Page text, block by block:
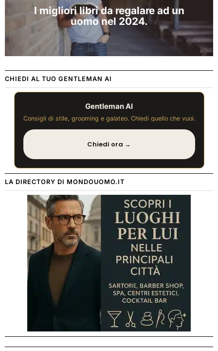
I migliori libri da regalare ad un
uomo nel 2024.
CHIEDI AL TUO GENTLEMAN AI
Gentleman AI
Consigli di stile, grooming e galateo. Chiedi quello che vuoi.
Chiedi ora →
LA DIRECTORY DI MONDOUOMO.IT